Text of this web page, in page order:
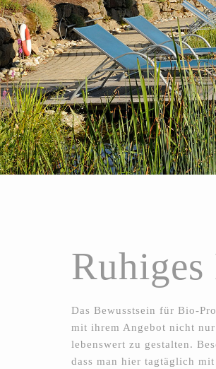
Das Bewusstsein für Bio-
mit ihrem Angebot nicht
lebenswert zu gestalten.
dass man hier tagtäglich